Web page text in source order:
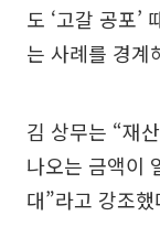
도 ‘고갈 공포’
는 사례를 경계
김 상무는 “재
나오는 금액이
대”라고 강조했